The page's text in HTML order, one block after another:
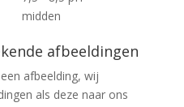
midden
afbeeldingen
afbeelding, wij
als deze naar ons